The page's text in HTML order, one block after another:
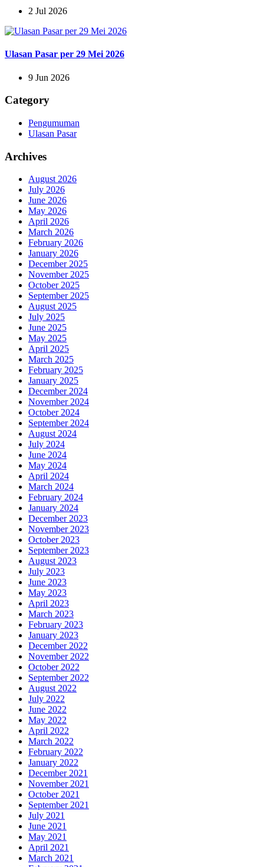
2 Jul 2026
Ulasan Pasar per 29 Mei 2026
9 Jun 2026
Category
Pengumuman
Ulasan Pasar
Archives
August 2026
July 2026
June 2026
May 2026
April 2026
March 2026
February 2026
January 2026
December 2025
November 2025
October 2025
September 2025
August 2025
July 2025
June 2025
May 2025
April 2025
March 2025
February 2025
January 2025
December 2024
November 2024
October 2024
September 2024
August 2024
July 2024
June 2024
May 2024
April 2024
March 2024
February 2024
January 2024
December 2023
November 2023
October 2023
September 2023
August 2023
July 2023
June 2023
May 2023
April 2023
March 2023
February 2023
January 2023
December 2022
November 2022
October 2022
September 2022
August 2022
July 2022
June 2022
May 2022
April 2022
March 2022
February 2022
January 2022
December 2021
November 2021
October 2021
September 2021
July 2021
June 2021
May 2021
April 2021
March 2021